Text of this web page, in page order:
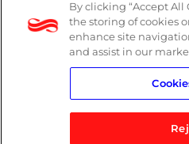
Canal de
Política
Política de
By clicking “Accept All
the storing of cookies
enhance site
and assist in our